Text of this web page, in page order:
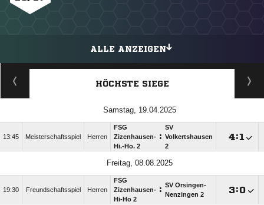
ALLE ANZEIGEN
HÖCHSTE SIEGE
Samstag, 19.04.2025
13:45 Meisterschaftsspiel Herren
FSG
Zizenhausen-
Hi.-Ho. 2
:
SV
Volkertshausen
2
:
Freitag, 08.08.2025
19:30 Freundschaftsspiel Herren
FSG
Zizenhausen-
Hi-Ho 2
: SV Orsingen-
Nenzingen 2
: